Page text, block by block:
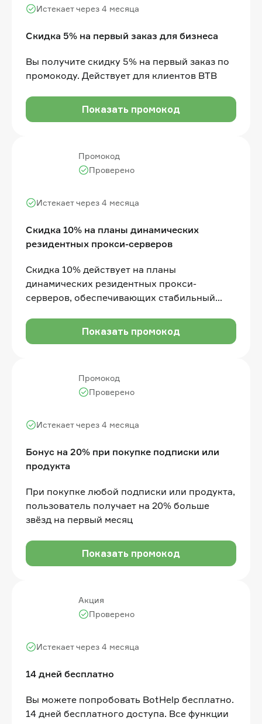
Скидка 5% на первый заказ для бизнеса
Истекает через 4 месяца
Вы получите скидку 5% на первый заказ по
промокоду. Действует для клиентов BTB
Показать промокод
Промокод
Скидка 10% на планы динамических
резидентных прокси-серверов
Истекает через 4 месяца
Проверено
Скидка 10% действует на планы
динамических резидентных прокси-
серверов, обеспечивающих стабильный
Показать промокод
Промокод
Бонус на 20% при покупке подписки или
продукта
Истекает через 4 месяца
Проверено
При покупке любой подписки или продукта,
пользователь получает на 20% больше
звёзд на первый месяц
Показать промокод
Акция
14 дней бесплатно
Истекает через 4 месяца
Проверено
Вы можете попробовать BotHelp бесплатно.
14 дней бесплатного доступа. Все функции